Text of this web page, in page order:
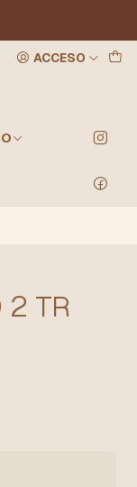
ACCESO
2 TR